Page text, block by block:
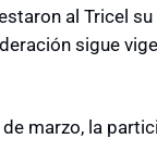
al Tricel
sigue
marzo, la